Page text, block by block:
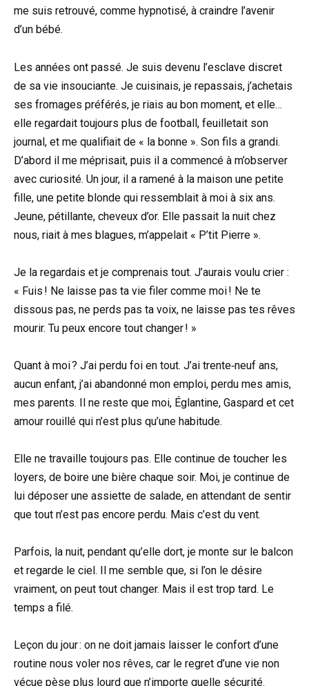
me suis retrouvé, comme hypnotisé, à craindre l’avenir
d’un bébé.
Les années ont passé. Je suis devenu l’esclave discret
de sa vie insouciante. Je cuisinais, je repassais, j’achetais
ses fromages préférés, je riais au bon moment, et elle…
elle regardait toujours plus de football, feuilletait son
journal, et me qualifiait de « la bonne ». Son fils a grandi.
D’abord il me méprisait, puis il a commencé à m’observer
avec curiosité. Un jour, il a ramené à la maison une petite
fille, une petite blonde qui ressemblait à moi à six ans.
Jeune, pétillante, cheveux d’or. Elle passait la nuit chez
nous, riait à mes blagues, m’appelait « P’tit Pierre ».
Je la regardais et je comprenais tout. J’aurais voulu crier :
« Fuis ! Ne laisse pas ta vie filer comme moi ! Ne te
dissous pas, ne perds pas ta voix, ne laisse pas tes rêves
mourir. Tu peux encore tout changer ! »
Quant à moi ? J’ai perdu foi en tout. J’ai trente‑neuf ans,
aucun enfant, j’ai abandonné mon emploi, perdu mes amis,
mes parents. Il ne reste que moi, Églantine, Gaspard et cet
amour rouillé qui n’est plus qu’une habitude.
Elle ne travaille toujours pas. Elle continue de toucher les
loyers, de boire une bière chaque soir. Moi, je continue de
lui déposer une assiette de salade, en attendant de sentir
que tout n’est pas encore perdu. Mais c’est du vent.
Parfois, la nuit, pendant qu’elle dort, je monte sur le balcon
et regarde le ciel. Il me semble que, si l’on le désire
vraiment, on peut tout changer. Mais il est trop tard. Le
temps a filé.
Leçon du jour : on ne doit jamais laisser le confort d’une
routine nous voler nos rêves, car le regret d’une vie non
vécue pèse plus lourd que n’importe quelle sécurité.